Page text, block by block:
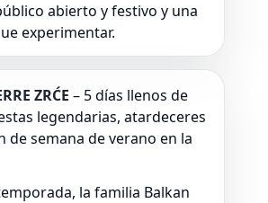
abierto y festivo y una
experimentar.
ZRĆE – 5 días llenos de
legendarias, atardeceres
de semana de verano en la
la familia Balkan